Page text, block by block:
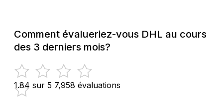
Comment évalueriez-vous DHL au cours
des 3 derniers mois?
1.84 sur 5 7,958 évaluations